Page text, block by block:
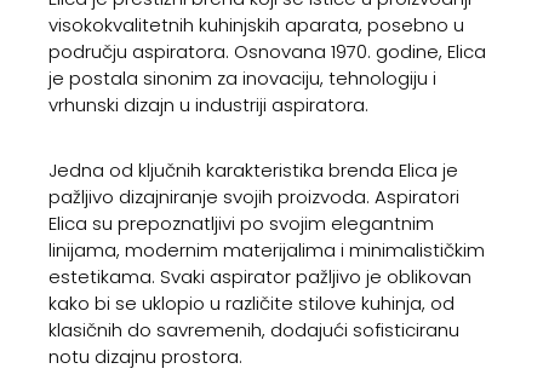
visokokvalitetnih kuhinjskih aparata, posebno u
području aspiratora. Osnovana 1970. godine, Elica
je postala sinonim za inovaciju, tehnologiju i
vrhunski dizajn u industriji aspiratora.
Jedna od ključnih karakteristika brenda Elica je
pažljivo dizajniranje svojih proizvoda. Aspiratori
Elica su prepoznatljivi po svojim elegantnim
linijama, modernim materijalima i minimalističkim
estetikama. Svaki aspirator pažljivo je oblikovan
kako bi se uklopio u različite stilove kuhinja, od
klasičnih do savremenih, dodajući sofisticiranu
notu dizajnu prostora.